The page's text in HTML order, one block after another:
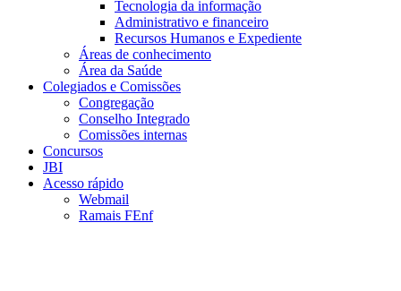
Tecnologia da informação
Administrativo e financeiro
Recursos Humanos e Expediente
Áreas de conhecimento
Área da Saúde
Colegiados e Comissões
Congregação
Conselho Integrado
Comissões internas
Concursos
JBI
Acesso rápido
Webmail
Ramais FEnf